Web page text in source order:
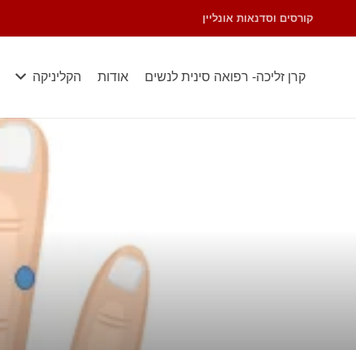
קורסים וסדנאות אונליין
קרן זליכה- רפואה סינית לנשים אודות הקליניקה